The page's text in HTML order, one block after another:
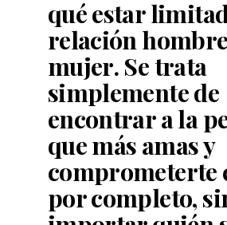
qué estar
relación
mujer. Se trata
simplemente de
encontrar a la
que más amas y
comprometerte
por completo,